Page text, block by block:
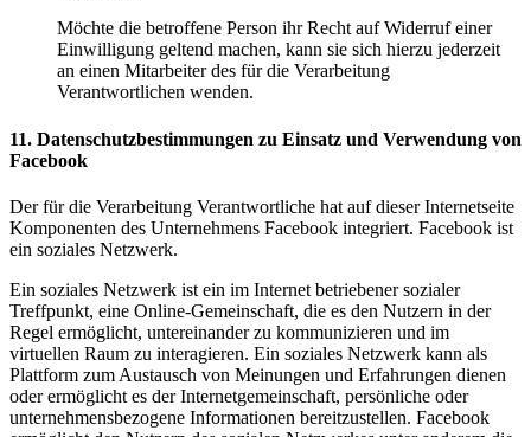
Möchte die betroffene Person ihr Recht auf Widerruf einer
Einwilligung geltend machen, kann sie sich hierzu jederzeit
an einen Mitarbeiter des für die Verarbeitung
Verantwortlichen wenden.
11. Datenschutzbestimmungen zu Einsatz und Verwendung von
Facebook
Der für die Verarbeitung Verantwortliche hat auf dieser Internetseite
Komponenten des Unternehmens Facebook integriert. Facebook ist
ein soziales Netzwerk.
Ein soziales Netzwerk ist ein im Internet betriebener sozialer
Treffpunkt, eine Online-Gemeinschaft, die es den Nutzern in der
Regel ermöglicht, untereinander zu kommunizieren und im
virtuellen Raum zu interagieren. Ein soziales Netzwerk kann als
Plattform zum Austausch von Meinungen und Erfahrungen dienen
oder ermöglicht es der Internetgemeinschaft, persönliche oder
unternehmensbezogene Informationen bereitzustellen. Facebook